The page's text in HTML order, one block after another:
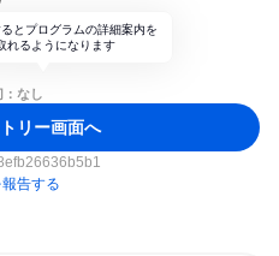
とプログラムの詳細案内を
れるようになります
：なし
リー画面へ
告する